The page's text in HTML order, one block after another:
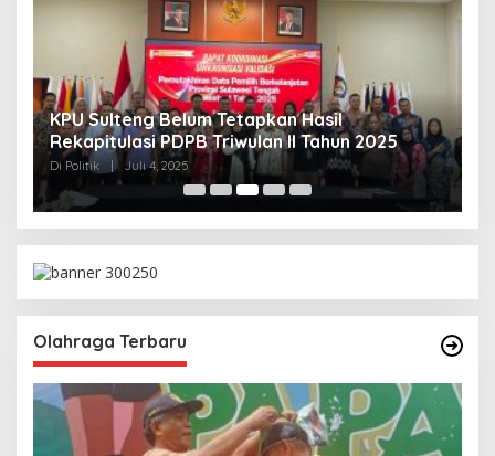
KPU Sulteng Belum Tetapkan Hasil
Rekapitulasi PDPB Triwulan II Tahun 2025
Di Politik Juli 4, 2025
Olahraga Terbaru